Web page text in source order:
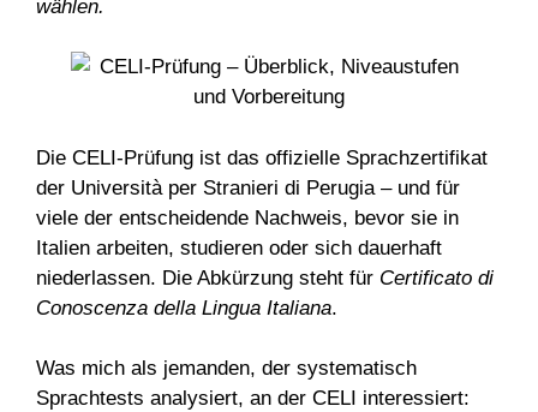
wählen.
Die CELI-Prüfung ist das offizielle Sprachzertifikat
der Università per Stranieri di Perugia – und für
viele der entscheidende Nachweis, bevor sie in
Italien arbeiten, studieren oder sich dauerhaft
niederlassen. Die Abkürzung steht für Certificato di
Conoscenza della Lingua Italiana.
Was mich als jemanden, der systematisch
Sprachtests analysiert, an der CELI interessiert: